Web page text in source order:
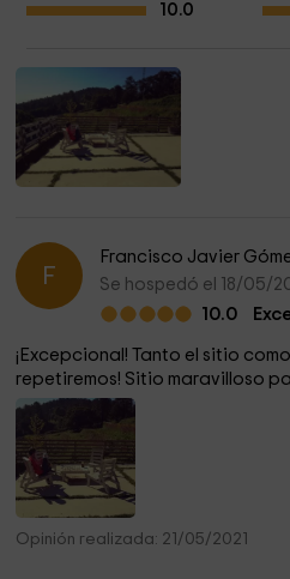
10.0
F
Francisco Javier
Se hospedó el 18/05/
10.0
¡Excepcional! Tanto el sitio
repetiremos! Sitio maravilloso
Opinión realizada: 21/05/2021